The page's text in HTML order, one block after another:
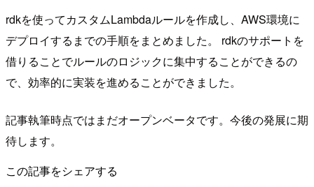
rdkを使ってカスタムLambdaルールを作成し、AWS環境に
デプロイするまでの手順をまとめました。 rdkのサポートを
借りることでルールのロジックに集中することができるの
で、効率的に実装を進めることができました。
記事執筆時点ではまだオープンベータです。今後の発展に期
待します。
この記事をシェアする